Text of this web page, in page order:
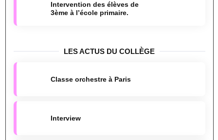
Intervention des élèves de
3ème à l’école primaire.
LES ACTUS DU COLLÈGE
Classe orchestre à Paris
Interview